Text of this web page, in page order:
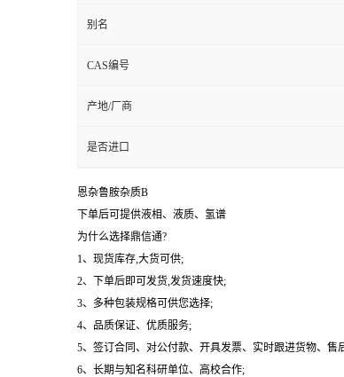
别名
CAS编号
产地/厂商
是否进口
恩杂鲁胺杂质B
下单后可提供液相、液质、氢谱
为什么选择鼎信通?
1、现货库存,大货可供;
2、下单后即可发货,发货速度快;
3、多种包装规格可供您选择;
4、品质保证、优质服务;
5、签订合同、对公付款、开具发票、实时跟进货物、售
6、长期与知名科研单位、高校合作;